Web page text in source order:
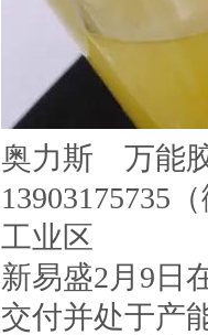
奥力斯 万能
13903175735
工业区
新易盛2月9日
交付并处于产